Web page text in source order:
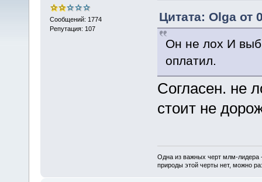
Сообщений: 1774
Репутация: 107
Цитата: Olga от
Он не лох И
оплатил.
Согласен. не
стоит не
Одна из важных черт млм-лидера
природы этой черты нет, можно